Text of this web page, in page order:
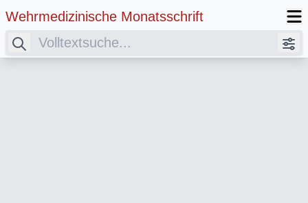
Wehrmedizinische Monatsschrift